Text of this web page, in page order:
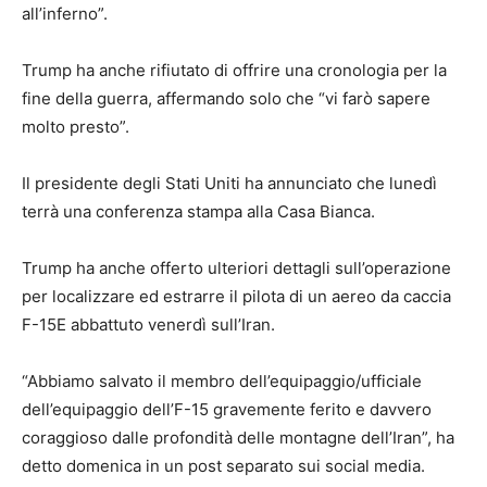
all’inferno”.
Trump ha anche rifiutato di offrire una cronologia per la
fine della guerra, affermando solo che “vi farò sapere
molto presto”.
Il presidente degli Stati Uniti ha annunciato che lunedì
terrà una conferenza stampa alla Casa Bianca.
Trump ha anche offerto ulteriori dettagli sull’operazione
per localizzare ed estrarre il pilota di un aereo da caccia
F-15E abbattuto venerdì sull’Iran.
“Abbiamo salvato il membro dell’equipaggio/ufficiale
dell’equipaggio dell’F-15 gravemente ferito e davvero
coraggioso dalle profondità delle montagne dell’Iran”, ha
detto domenica in un post separato sui social media.